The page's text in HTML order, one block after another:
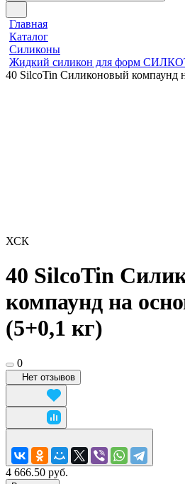
Главная
Каталог
Силиконы
Жидкий силикон для форм
40 SilcoTin Силиконовый компаунд
ХСК
40 SilcoTin
компаунд на
(5+0,1 кг)
0
Нет отзывов
4 666.50 руб.